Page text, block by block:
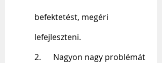
befektetést, megéri
lefejleszteni.
2. Nagyon nagy problémát